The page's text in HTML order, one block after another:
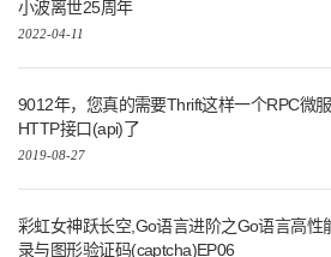
小波离世25周年
2022-04-11
9012年，您真的需要Thrift这样一个RPC微
HTTP接口(api)了
2019-08-27
彩虹女神跃长空,Go语言进阶之Go语言高性
录与图形验证码(captcha)EP06